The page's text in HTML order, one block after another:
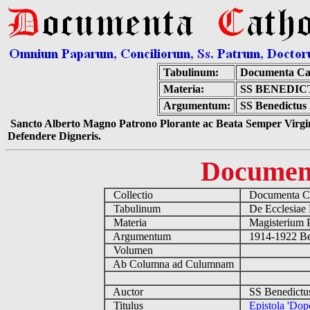
Tabulinum:
Documenta
Materia:
SS
Argumentum:
SS
Sancto Alberto Magno Patrono Plorante ac Beata Semper
Defendere Digneris.
Collectio
Documenta
Tabulinum
De
Materia
Magisterium
Argumentum
1914-1922
Volumen
Ab Columna ad Culumnam
Auctor
SS
Titulus
Epistola